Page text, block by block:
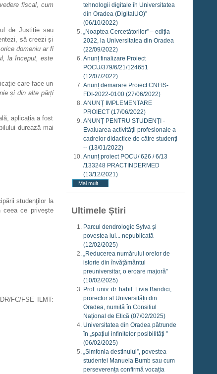
fiscal, cum
de Justiție sau
să creezi și
domeniu ar fi
la început, este
care face un
și din alte părți
aplicația a fost
durează mai
studenţilor la
ceea ce priveşte
FC/FSE ILMT:
tehnologii digitale în Universitatea
din Oradea (DigitalUO)”
(06/10/2022)
„Noaptea Cercetătorilor” – ediția
2022, la Universitatea din Oradea
(22/09/2022)
Anunț finalizare Proiect
POCU/379/6/21/124651
(12/07/2022)
Anunț demarare Proiect CNFIS-
FDI-2022-0100 (27/06/2022)
ANUNȚ IMPLEMENTARE
PROIECT (17/06/2022)
ANUNȚ PENTRU STUDENȚI -
Evaluarea activității profesionale a
cadrelor didactice de către studenţi
-- (13/01/2022)
Anunț proiect POCU/ 626 / 6/13
/133248 PRACTINDERMED
(13/12/2021)
Mai mult...
Ultimele Știri
Parcul dendrologic Sylva și
povestea lui... nepublicată
(12/02/2025)
„Reducerea numărului orelor de
istorie din învățământul
preuniversitar, o eroare majoră”
(10/02/2025)
Prof. univ. dr. habil. Livia Bandici,
prorector al Universității din
Oradea, numită în Consiliul
Național de Etică (07/02/2025)
Universitatea din Oradea pătrunde
în „spațiul infinitelor posibilități ”
(06/02/2025)
„Simfonia destinului”, povestea
studentei Manuela Bumb sau cum
perseverența confirmă vocația